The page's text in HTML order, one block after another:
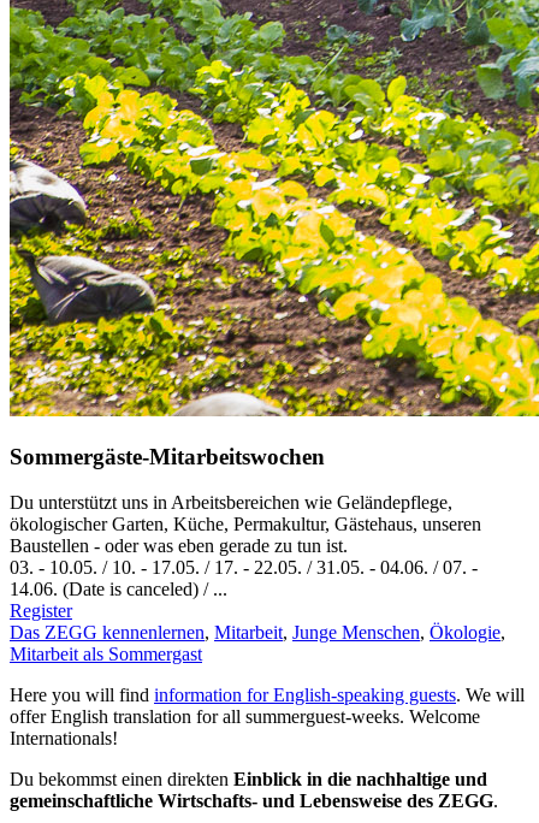
Sommergäste-Mitarbeitswochen
Du unterstützt uns in Arbeitsbereichen wie Geländepflege,
ökologischer Garten, Küche, Permakultur, Gästehaus, unseren
Baustellen - oder was eben gerade zu tun ist.
03. - 10.05. / 10. - 17.05. / 17. - 22.05. /31.05. - 04.06. /07. -
14.06. (Date is canceled) / ...
Register
Das ZEGG kennenlernen, Mitarbeit, Junge Menschen, Ökologie,
Mitarbeit als Sommergast
Here you will find information for English-speaking guests. We will
offer English translation for all summerguest-weeks. Welcome
Internationals!
Du bekommst einen direkten Einblick in die nachhaltige und
gemeinschaftliche Wirtschafts- und Lebensweise des ZEGG.